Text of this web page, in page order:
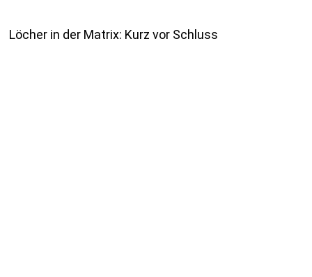
Löcher in der Matrix: Kurz vor Schluss